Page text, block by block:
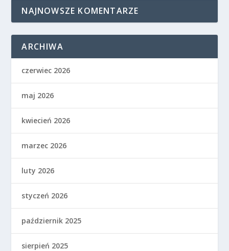
NAJNOWSZE KOMENTARZE
ARCHIWA
czerwiec 2026
maj 2026
kwiecień 2026
marzec 2026
luty 2026
styczeń 2026
październik 2025
sierpień 2025